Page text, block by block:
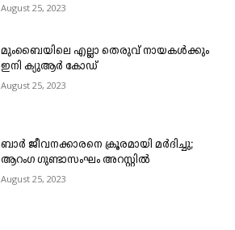
August 25, 2023
മുംബൈയിലെ എല്ലാ തെരുവ് നായകൾക്കും
ഇനി ക്യുആർ കോഡ്
August 25, 2023
ബാർ ജീവനക്കാരനെ ക്രൂരമായി മർദിച്ചു;
ആറംഗ ഗുണ്ടാസംഘം അറസ്റ്റിൽ
August 25, 2023